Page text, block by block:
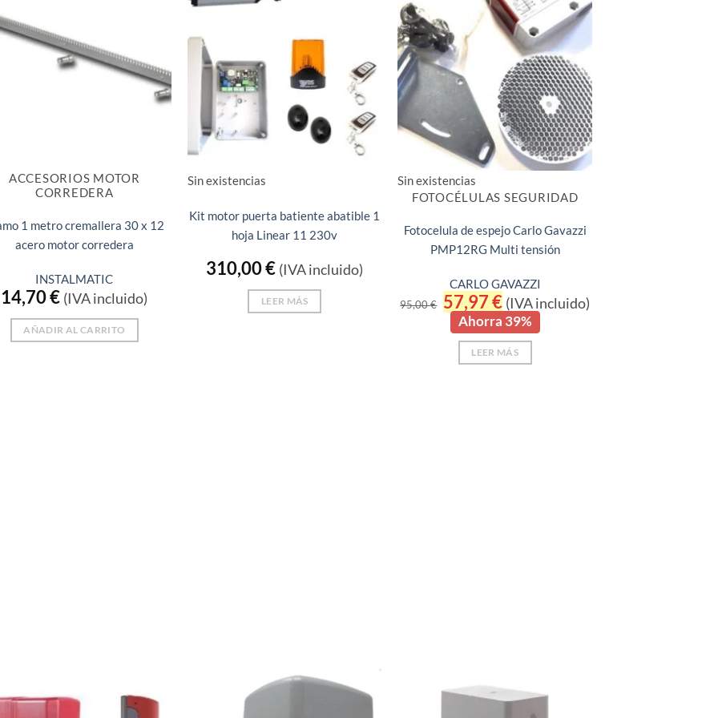
ACCESORIOS MOTOR
CORREDERA
1 metro cremallera 30 x 12
acero motor corredera
INSTALMATIC
14,70€ (IVA incluido)
AÑADIR AL CARRITO
Sin existencias
Kit motor puerta batiente abatible 1
hoja Linear 11 230v
310,00€ (IVA incluido)
LEER MÁS
Sin existencias
FOTOCÉLULAS SEGURIDAD
Fotocelula de espejo Carlo Gavazzi
PMP12RG Multi tensión
CARLO GAVAZZI
95,00€ El
precio
original
era:
95,00 €.
57,97€El
precio
actual
es:
57,97 €.
(IVA incluido)
Ahorra 39%
LEER MÁS